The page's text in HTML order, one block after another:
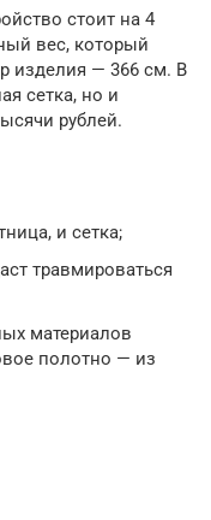
стоит на 4
вес, который
изделия — 366 см. В
сетка, но и
рублей.
и сетка;
травмироваться
материалов
полотно — из